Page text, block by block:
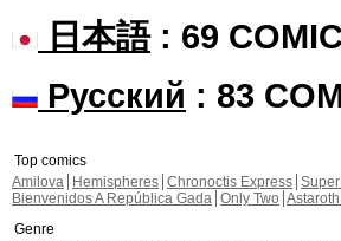
日本語: 69
Русский : 83
Top comics
Amilova
Hemispheres Chronoctis Express
Bienvenidos A República Gada Only Two
Genre